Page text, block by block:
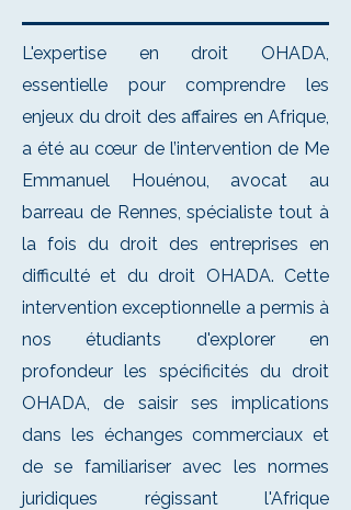
L'expertise en droit OHADA,
essentielle pour comprendre les
enjeux du droit des affaires en Afrique,
a été au cœur de l’intervention de Me
Emmanuel Houénou, avocat au
barreau de Rennes, spécialiste tout à
la fois du droit des entreprises en
difficulté et du droit OHADA. Cette
intervention exceptionnelle a permis à
nos étudiants d'explorer en
profondeur les spécificités du droit
OHADA, de saisir ses implications
dans les échanges commerciaux et
de se familiariser avec les normes
juridiques régissant l'Afrique